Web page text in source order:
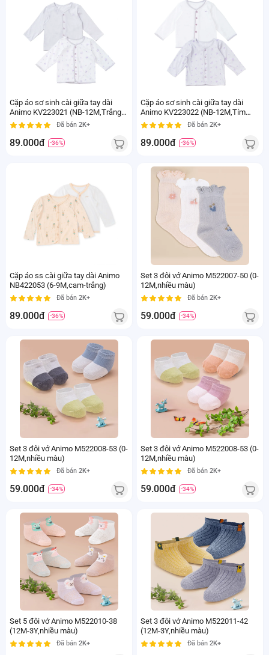
Cặp áo sơ sinh cài giữa tay dài
Animo KV223021 (NB-12M,Trắng
họa tiết_Tím)
Đã bán 2K+
89.000đ -36%
Cặp áo sơ sinh cài giữa tay dài
Animo KV223022 (NB-12M,Tím
họa tiết_Trắng)Đã bán 2K+
89.000đ -36%
Cặp áo ss cài giữa tay dài Animo
NB422053 (6-9M,cam-trắng)
Đã bán 2K+
89.000đ -36%
Set 3 đôi vớ Animo M522007-50 (0-
12M,nhiều màu)
Đã bán 2K+
59.000đ -34%
Set 3 đôi vớ Animo M522008-53 (0-
12M,nhiều màu)
Đã bán 2K+
59.000đ -34%
Set 3 đôi vớ Animo M522008-53 (0-
12M,nhiều màu)
Đã bán 2K+
59.000đ -34%
Set 5 đôi vớ Animo M522010-38
(12M-3Y,nhiều màu)
Đã bán 2K+
Set 3 đôi vớ Animo M522011-42
(12M-3Y,nhiều màu)
Đã bán 2K+